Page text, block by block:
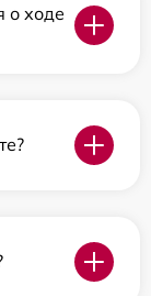
о ходе